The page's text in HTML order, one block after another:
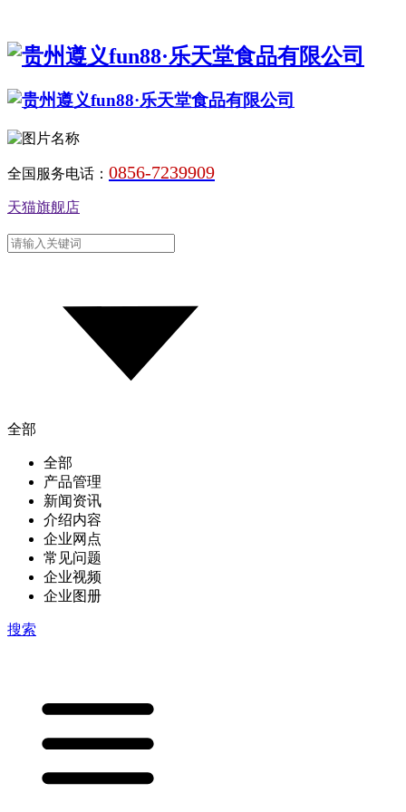
全国服务电话： 0856-7239909
天猫旗舰店
全部
全部
产品管理
新闻资讯
介绍内容
企业网点
常见问题
企业视频
企业图册
搜索